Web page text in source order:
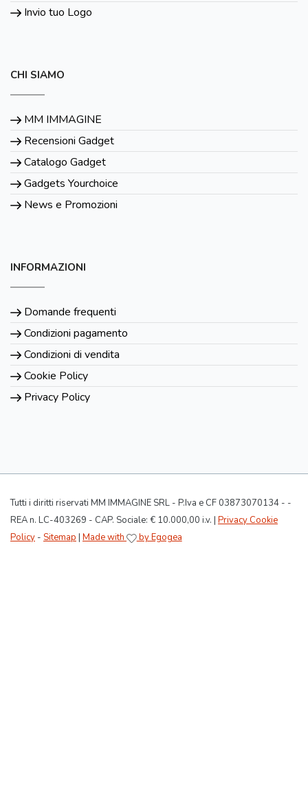
Invio tuo Logo
CHI SIAMO
MM IMMAGINE
Recensioni Gadget
Catalogo Gadget
Gadgets Yourchoice
News e Promozioni
INFORMAZIONI
Domande frequenti
Condizioni pagamento
Condizioni di vendita
Cookie Policy
Privacy Policy
Tutti i diritti riservati MM IMMAGINE SRL - P.Iva e CF 03873070134 - -
REA n. LC-403269 - CAP. Sociale: € 10.000,00 i.v. | Privacy Cookie
Policy - Sitemap Made with by Egogea